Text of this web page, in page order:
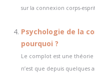
sur la connexion corps-
Psychologie de la
pourquoi ?
Le complot est une
n’est que depuis quelques